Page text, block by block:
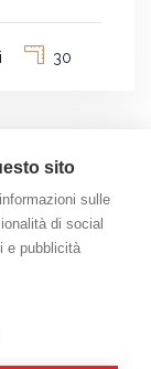
30
sito
sulle
di social
e pubblicità